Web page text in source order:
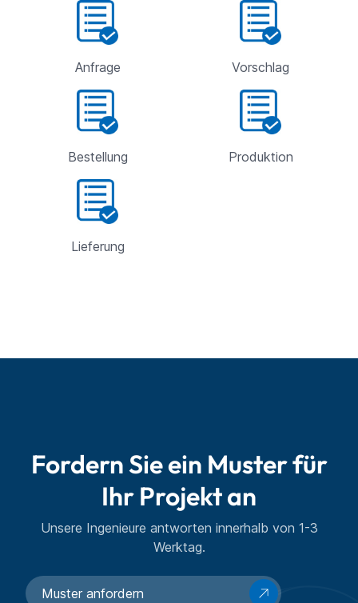
Anfrage Vorschlag
Bestellung Produktion
Lieferung
Fordern Sie ein Muster für
Ihr Projekt an
Unsere Ingenieure antworten innerhalb von 1-3
Werktag.
Muster anfordern